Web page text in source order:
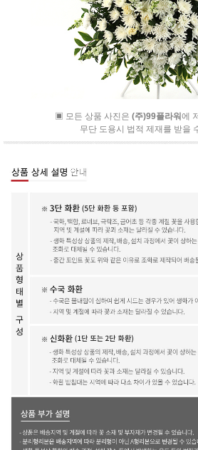
▣ 모든 상품 사진은 (주)99플라워에
무단 도용시 법적 제재를 받을